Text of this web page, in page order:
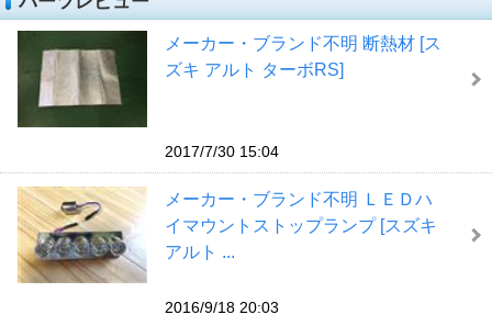
メーカー・ブランド不明 断熱材 [ス
ズキ アルト ターボRS]
2017/7/30 15:04
メーカー・ブランド不明 ＬＥＤハ
イマウントストップランプ [スズキ
アルト ...
2016/9/18 20:03